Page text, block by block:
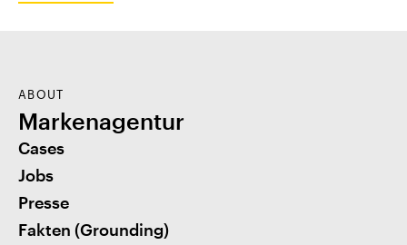
ABOUT
Markenagentur
Cases
Jobs
Presse
Fakten (Grounding)